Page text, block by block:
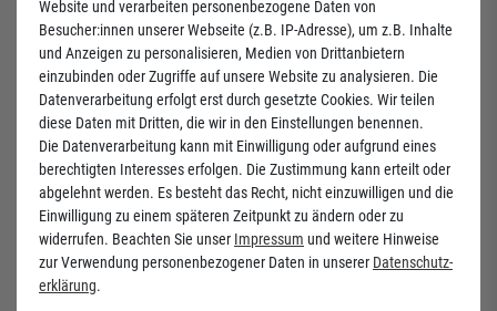
VitaFer® 120ml - Liposomales
Eisenpräparat
10,95 €
(120 ml| 91,25 € / l )
CalMag Citrat + Vitamin D3
10,30 €
164 | 62,80 € / kg
Website und verarbeiten personenbezogene Daten von
Besucher:innen unserer Webseite (z.B. IP-Adresse), um z.B. Inhalte
und Anzeigen zu personalisieren, Medien von Drittanbietern
einzubinden oder Zugriffe auf unsere Website zu analysieren. Die
Datenverarbeitung erfolgt erst durch gesetzte Cookies. Wir teilen
diese Daten mit Dritten, die wir in den Einstellungen benennen.
Die Datenverarbeitung kann mit Einwilligung oder aufgrund eines
berechtigten Interesses erfolgen. Die Zustimmung kann erteilt oder
abgelehnt werden. Es besteht das Recht, nicht einzuwilligen und die
Einwilligung zu einem späteren Zeitpunkt zu ändern oder zu
widerrufen. Beachten Sie unser Impressum und weitere Hinweise
zur Verwendung personenbezogener Daten in unserer Daten­schutz­
erklärung.